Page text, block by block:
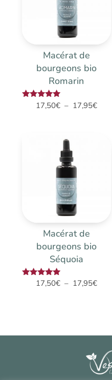
Macérat de
bourgeons bio
Romarin
Note17,50€ – 17,95€Plage
Macérat de
bourgeons bio
Séquoia
Note17,50€ – 17,95€Plage
à